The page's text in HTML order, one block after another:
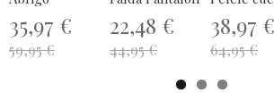
35,97 €
59,95 €
22,48 €
44,95 €
38,97 €
64,95 €